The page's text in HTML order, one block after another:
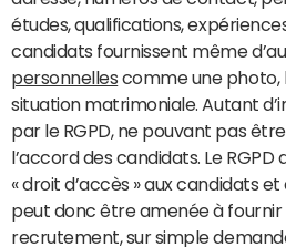
études, qualifications,
candidats fournissent même
personnelles comme une photo,
situation matrimoniale. Autant
par le RGPD, ne pouvant pas
l’accord des candidats. Le
« droit d’accès » aux candidats et
peut donc être amenée à fournir
recrutement, sur simple